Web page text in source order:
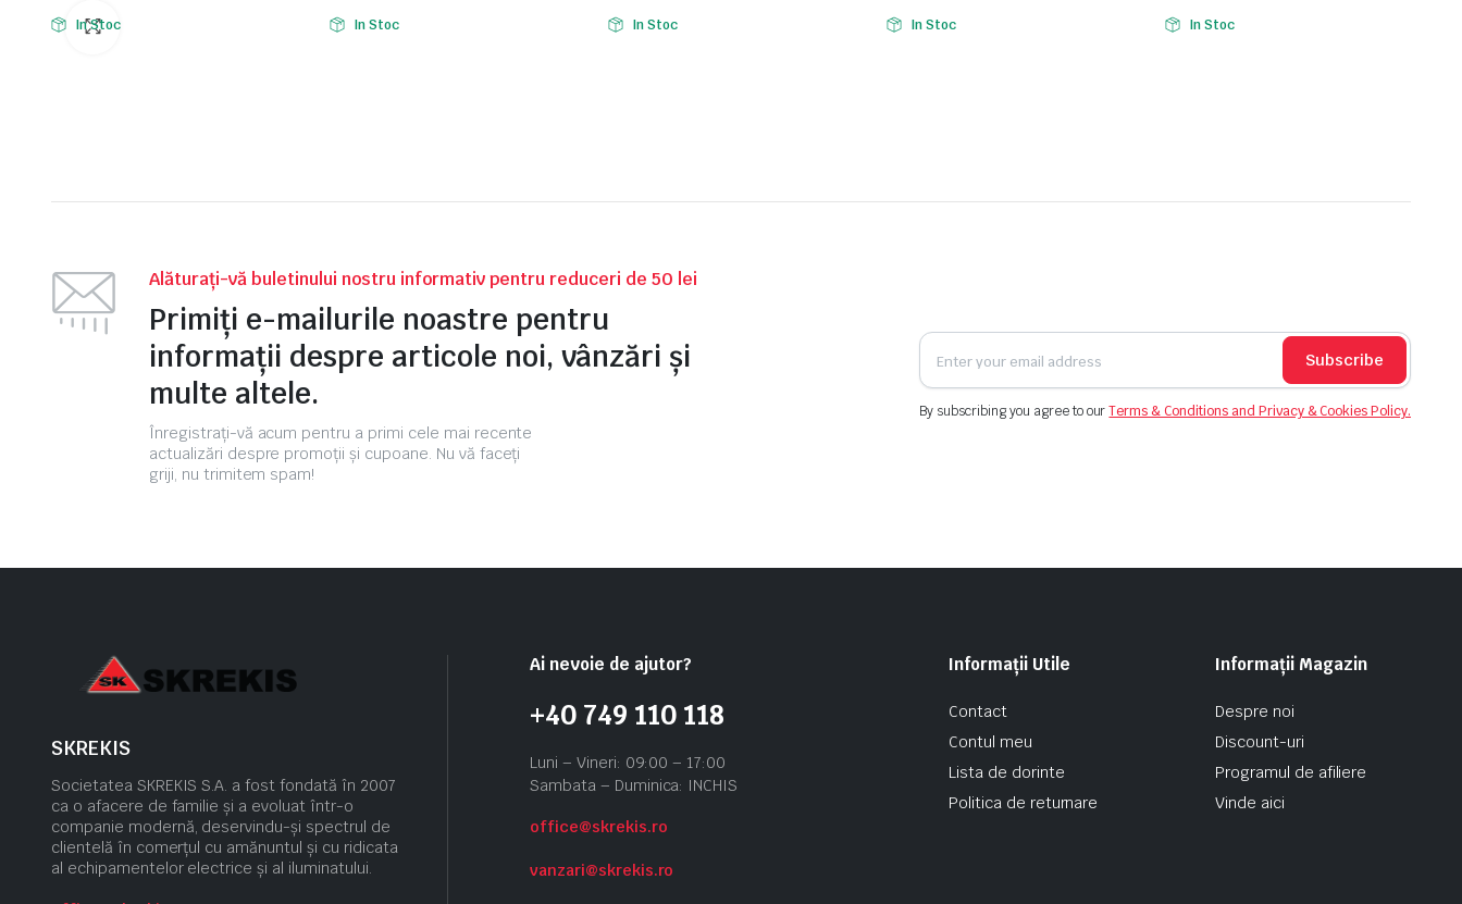
In Stoc In Stoc In Stoc In Stoc In Stoc
Alăturați-vă buletinului nostru informativ pentru reduceri de 50 lei
Primiți e-mailurile noastre pentru
informații despre articole noi, vânzări și
multe altele.
Înregistrați-vă acum pentru a primi cele mai recente
actualizări despre promoții și cupoane. Nu vă faceți
griji, nu trimitem spam!
Subscribe
By subscribing you agree to ourTerms & Conditions and Privacy & Cookies Policy.
SKREKIS
Societatea SKREKIS S.A. a fost fondată în 2007
ca o afacere de familie și a evoluat într-o
companie modernă, deservindu-și spectrul de
clientelă în comerțul cu amănuntul și cu ridicata
al echipamentelor electrice și al iluminatului.
Ai nevoie de ajutor?
+40 749 110 118
Luni – Vineri: 09:00 – 17:00
Sambata – Duminica: INCHIS
office@skrekis.ro
vanzari@skrekis.ro
Informații Utile
Contact
Contul meu
Lista de dorinte
Politica de returnare
Informații Magazin
Despre noi
Discount-uri
Programul de afiliere
Vinde aici